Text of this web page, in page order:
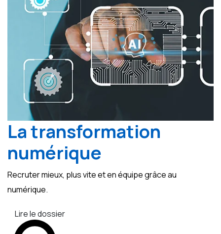
La transformation
numérique
Recruter mieux, plus vite et en équipe grâce au
numérique.
Lire le dossier